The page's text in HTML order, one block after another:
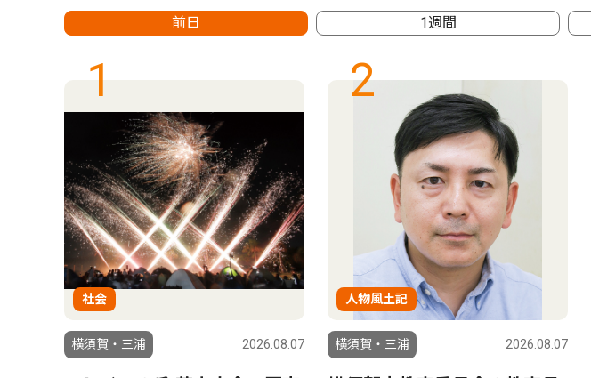
前日 1週間
1
社会
横須賀・三浦 2026.08.07
2
人物風土記
横須賀・三浦 2026.08.07